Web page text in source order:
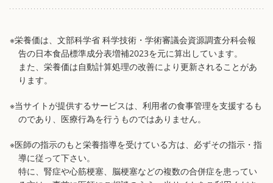
※栄養価は、文部科学省 科学技術・学術審議会資源調査分科会報
告の日本食品標準成分表増補2023を元に算出しています。
また、栄養価は自動計算処理の改善により更新されることがあ
ります。
※当サイトが提供するサービスは、利用者の食事管理を支援するも
のであり、医療行為を行うものではありません。
※医師の指示のもと栄養指導を受けている方は、必ずその指示・指
導に従って下さい。
特に、腎症や心筋梗塞、脳梗塞などの複数の合併症を患ってい